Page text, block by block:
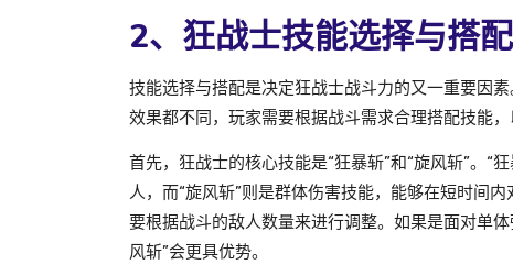
2、狂战士技能选择与搭配
技能选择与搭配是决定狂战士战斗力的又一重要因
效果都不同，玩家需要根据战斗需求合理搭配技能，
首先，狂战士的核心技能是“狂暴斩”和“旋风斩”。“
人，而“旋风斩”则是群体伤害技能，能够在短时间
要根据战斗的敌人数量来进行调整。如果是面对单
风斩”会更具优势。